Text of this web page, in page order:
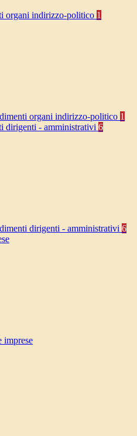
organi indirizzo-politico 1
organi indirizzo-politico 1
dirigenti - amministrativi 6
dirigenti - amministrativi 6
imprese